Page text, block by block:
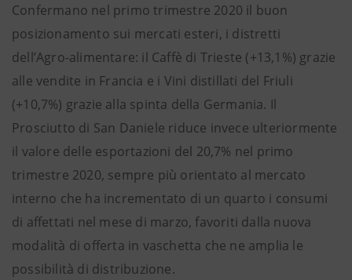
Confermano nel primo trimestre 2020 il buon
posizionamento sui mercati esteri, i distretti
dell’Agro-alimentare: il Caffè di Trieste (+13,1%) grazie
alle vendite in Francia e i Vini distillati del Friuli
(+10,7%) grazie alla spinta della Germania. Il
Prosciutto di San Daniele riduce invece ulteriormente
il valore delle esportazioni del 20,7% nel primo
trimestre 2020, sempre più orientato al mercato
interno che ha incrementato di un quarto i consumi
di affettati nel mese di marzo, favoriti dalla nuova
modalità di offerta in vaschetta che ne amplia le
possibilità di distribuzione.